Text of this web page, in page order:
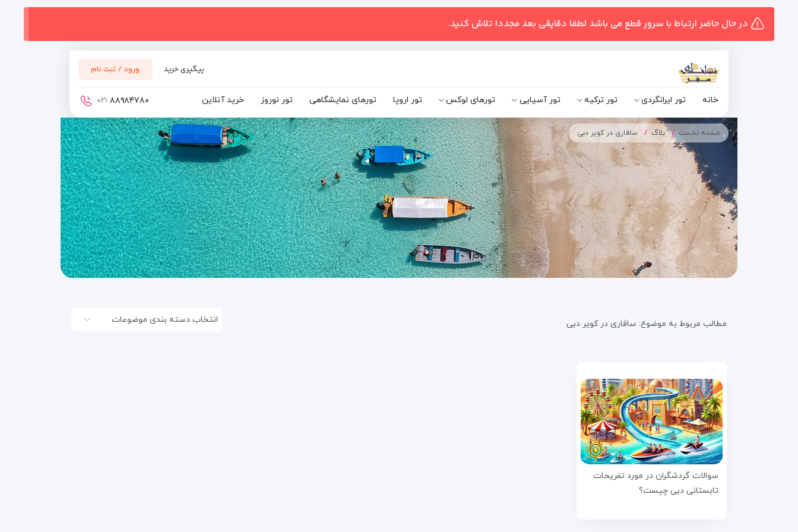
در حال حاضر ارتباط با سرور قطع می باشد لطفا دقایقی بعد مجددا تلاش کنید.
پیگیری خرید ورود / ثبت نام
خانه تور ایرانگردی تور ترکیه تور آسیایی تورهای لوکس تور اروپا تورهای نمایشگاهی تور نوروز خرید آنلاین ۸۸۹۸۴۷۸۰ ۰۲۱
صفحه نخست بلاگ سافاری در کویر دبی
مطالب مربوط به موضوع: سافاری در کویر دبی انتخاب دسته بندی موضوعات
سوالات گردشگران در مورد تفریحات
تابستانی دبی چیست؟